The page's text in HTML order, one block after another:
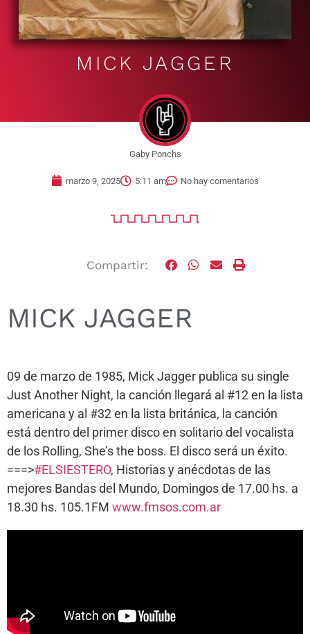
MICK JAGGER
Gaby Ponchs
marzo 9, 2025 5:11 am No hay comentarios
Compartir:
MICK JAGGER
09 de marzo de 1985, Mick Jagger publica su single
Just Another Night, la canción llegará al #12 en la lista
americana y al #32 en la lista británica, la canción
está dentro del primer disco en solitario del vocalista
de los Rolling, She’s the boss. El disco será un éxito.
===>#ELSIESTERO, Historias y anécdotas de las
mejores Bandas del Mundo, Domingos de 17.00 hs. a
18.30 hs. 105.1FM www.fmsos.com.ar